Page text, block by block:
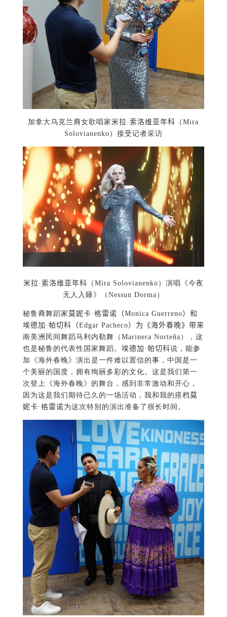
加拿大乌克兰裔女歌唱家米拉·索洛维亚年科 （Mira
Solovianenko）接受记者采访
米拉·索洛维亚年科 （Mira Solovianenko）演唱《今夜
无人入睡》（Nessun Dorma）
秘鲁裔舞蹈家莫妮卡·格雷诺（Monica Guerreno）和
埃德加·帕切科（Edgar Pacheco）为《海外春晚》带来
南美洲民间舞蹈马利内勒舞（Marinera Norteña），这
也是秘鲁的代表性国家舞蹈。 埃德加·帕切科说，能参
加《海外春晚》演出是一件难以置信的事，中国是一
个美丽的国度，拥有绚丽多彩的文化。这是我们第一
次登上《海外春晚》的舞台，感到非常激动和开心，
因为这是我们期待已久的一场活动，我和我的搭档莫
妮卡·格雷诺为这次特别的演出准备了很长时间。